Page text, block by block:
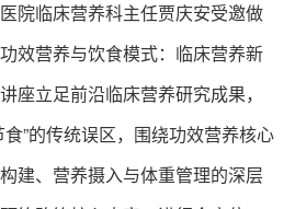
院临床营养科主任贾庆安受邀做
效营养与饮食模式：临床营养新
座立足前沿临床营养研究成果，
”的传统误区，围绕功效营养核心
建、营养摄入与体重管理的深层